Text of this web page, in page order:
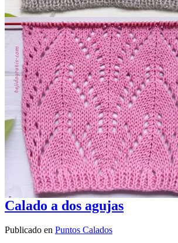
Calado a dos agujas
Publicado en Puntos Calados